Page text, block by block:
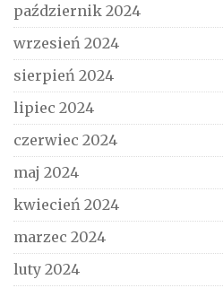
październik 2024
wrzesień 2024
sierpień 2024
lipiec 2024
czerwiec 2024
maj 2024
kwiecień 2024
marzec 2024
luty 2024